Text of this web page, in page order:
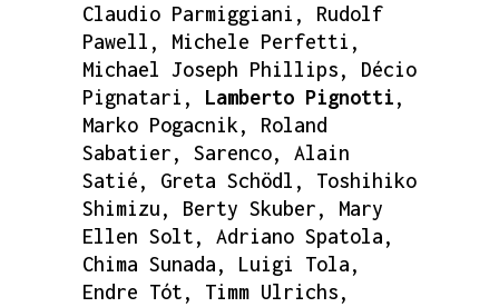
Claudio Parmiggiani, Rudolf
Pawell, Michele Perfetti,
Michael Joseph Phillips, Décio
Pignatari, Lamberto Pignotti,
Marko Pogacnik, Roland
Sabatier, Sarenco, Alain
Satié, Greta Schödl, Toshihiko
Shimizu, Berty Skuber, Mary
Ellen Solt, Adriano Spatola,
Chima Sunada, Luigi Tola,
Endre Tót, Timm Ulrichs,